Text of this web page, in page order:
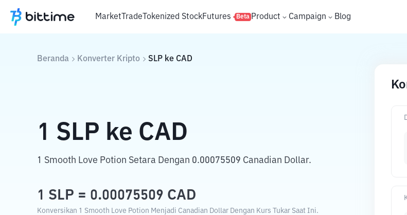
MarketTradeTokenized StockFutures Beta Product Campaign Blog
Beranda Konverter Kripto SLP ke CAD
1 SLP ke CAD
1 Smooth Love Potion Setara Dengan 0.00075509 Canadian Dollar.
1 SLP = 0.00075509 CAD
Konversikan 1 Smooth Love Potion Menjadi Canadian Dollar Dengan Kurs Tukar Saat Ini.